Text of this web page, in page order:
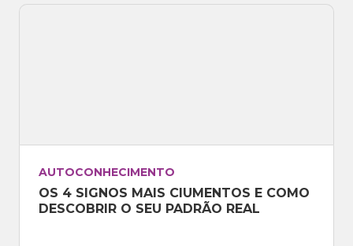
AUTOCONHECIMENTO
OS 4 SIGNOS MAIS CIUMENTOS E COMO
DESCOBRIR O SEU PADRÃO REAL